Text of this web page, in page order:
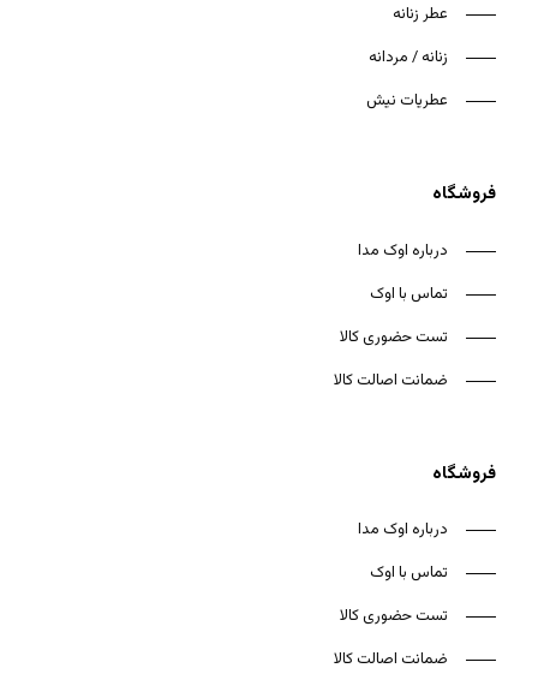
عطر زنانه
زنانه / مردانه
عطریات نیش
فروشگاه
درباره اوک مدا
تماس با اوک
تست حضوری کالا
ضمانت اصالت کالا
فروشگاه
درباره اوک مدا
تماس با اوک
تست حضوری کالا
ضمانت اصالت کالا